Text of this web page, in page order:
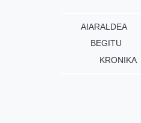
AIARALDEA
BEGITU
KRONIKA